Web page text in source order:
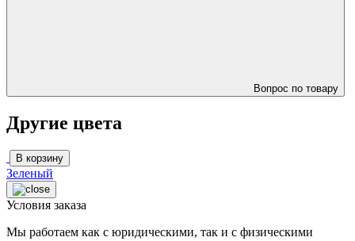
Вопрос по товару
Другие цвета
В корзину
Зеленый
Условия заказа
Мы работаем как с юридическими, так и с физическими